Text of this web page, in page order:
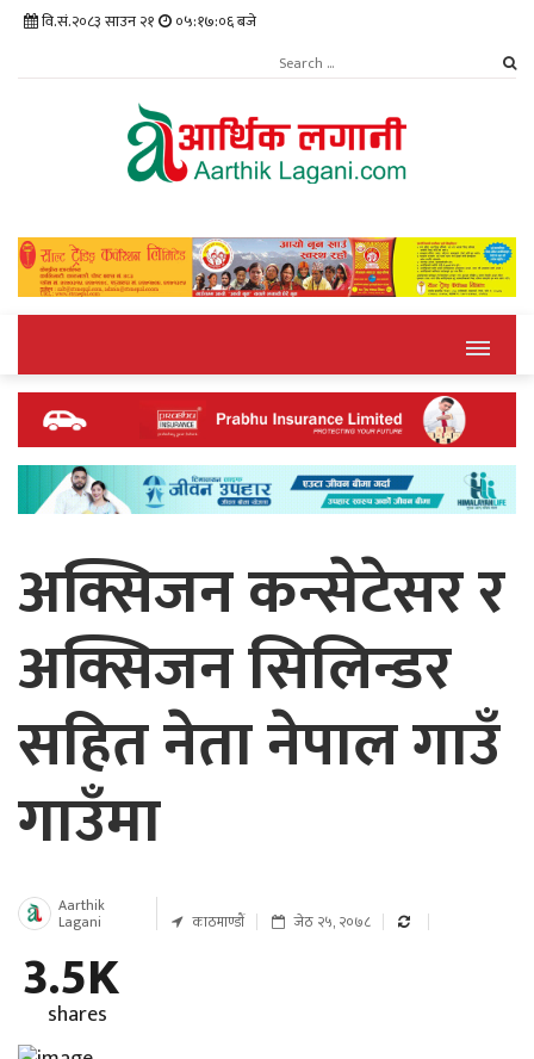
वि.सं.२०८३ साउन २१ ०५:१७:०७ बजे
अक्सिजन कन्सेटेसर र
अक्सिजन सिलिन्डर
सहित नेता नेपाल गाउँ
गाउँमा
Aarthik
Lagani काठमाण्डाैं जेठ २५, २०७८
3.5K
shares